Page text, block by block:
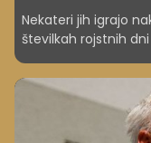
Nekateri jih igrajo
številkah rojstnih
Eurojackpota, ni
415.000 evrov.